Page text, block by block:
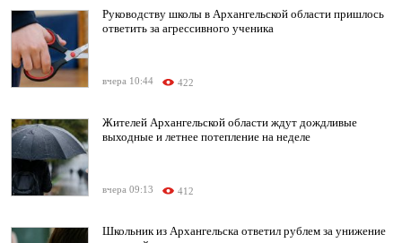
Руководству школы в Архангельской области пришлось
ответить за агрессивного ученика
вчера 10:44 422
Жителей Архангельской области ждут дождливые
выходные и летнее потепление на неделе
вчера 09:13 412
Школьник из Архангельска ответил рублем за унижение